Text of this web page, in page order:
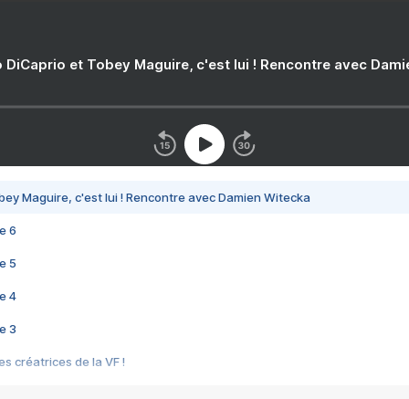
DiCaprio et Tobey Maguire, c'est lui ! Rencontre avec
Maguire, c'est lui ! Rencontre avec Damien Witecka
6
5
4
3
créatrices de la VF !